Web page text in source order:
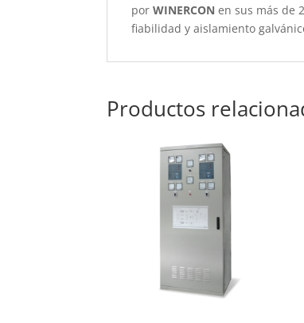
porWINERCONen sus más de
fiabilidad y aislamiento
Productos